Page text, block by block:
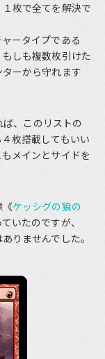
１枚で全てを解決で
ータイプである
しも複数枚引けた
ーから守れます
、このリストの
枚搭載してもいい
メインとサイドを
《ケッシグの狼の
いたのですが、
りませんでした。